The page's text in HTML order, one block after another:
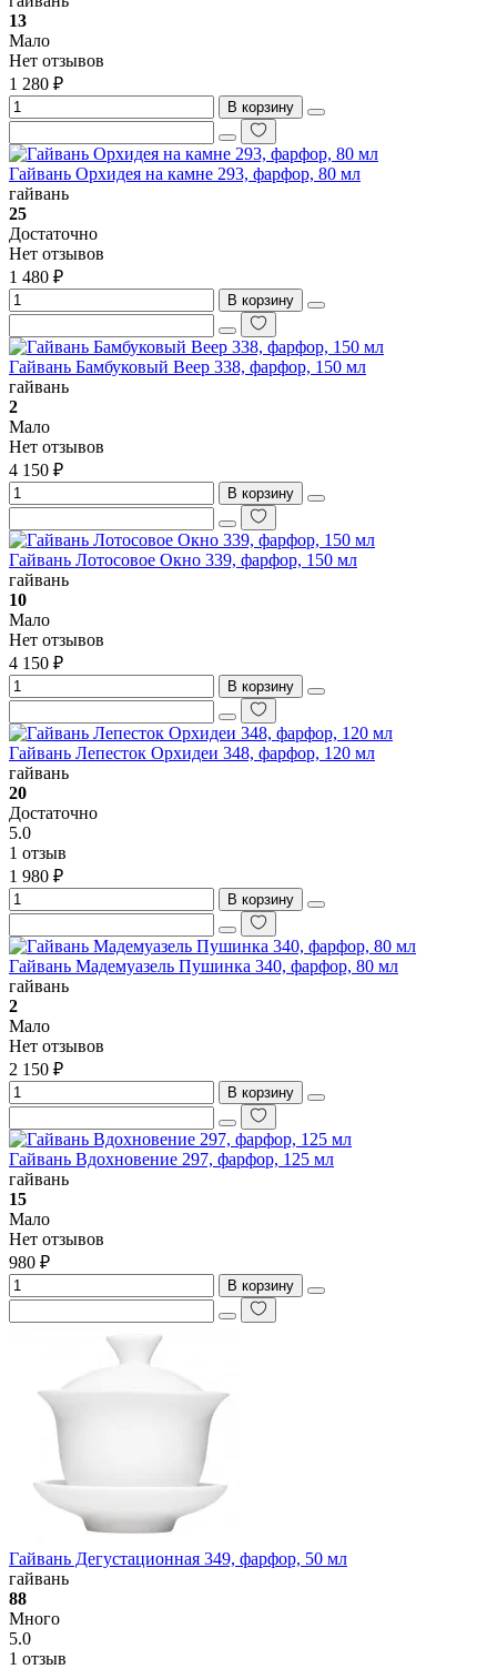
13
Мало
Нет отзывов
1 280 ₽
В корзину
Гайвань Орхидея на камне 293, фарфор, 80 мл
гайвань
25
Достаточно
Нет отзывов
1 480 ₽
В корзину
Гайвань Бамбуковый Веер 338, фарфор, 150 мл
гайвань
2
Мало
Нет отзывов
4 150 ₽
В корзину
Гайвань Лотосовое Окно 339, фарфор, 150 мл
гайвань
10
Мало
Нет отзывов
4 150 ₽
В корзину
Гайвань Лепесток Орхидеи 348, фарфор, 120 мл
гайвань
20
Достаточно
5.0
1 отзыв
1 980 ₽
В корзину
Гайвань Мадемуазель Пушинка 340, фарфор, 80 мл
гайвань
2
Мало
Нет отзывов
2 150 ₽
В корзину
Гайвань Вдохновение 297, фарфор, 125 мл
гайвань
15
Мало
Нет отзывов
980 ₽
В корзину
Гайвань Дегустационная 349, фарфор, 50 мл
гайвань
88
Много
5.0
1 отзыв